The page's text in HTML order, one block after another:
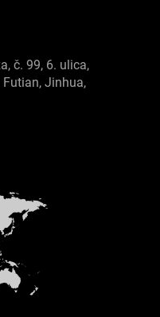
č. 99, 6. ulica,
Jinhua,